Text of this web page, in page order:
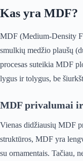
Kas yra MDF?
MDF (Medium-Density
smulkių medžio plaušų
procesas suteikia MDF
lygus ir tolygus, be
MDF privalumai
Vienas didžiausių MDF
struktūros, MDF yra
su ornamentais. Tačiau,